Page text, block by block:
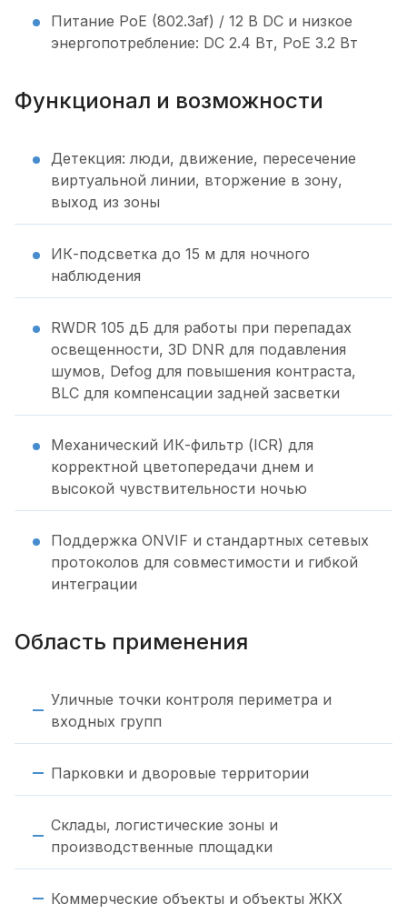
Питание PoE (802.3af) / 12 В DC и низкое
энергопотребление: DC 2.4 Вт, PoE 3.2 Вт
Функционал и возможности
Детекция: люди, движение, пересечение
виртуальной линии, вторжение в зону,
выход из зоны
ИК-подсветка до 15 м для ночного
наблюдения
RWDR 105 дБ для работы при перепадах
освещенности, 3D DNR для подавления
шумов, Defog для повышения контраста,
BLC для компенсации задней засветки
Механический ИК-фильтр (ICR) для
корректной цветопередачи днем и
высокой чувствительности ночью
Поддержка ONVIF и стандартных сетевых
протоколов для совместимости и гибкой
интеграции
Область применения
Уличные точки контроля периметра и
входных групп
Парковки и дворовые территории
Склады, логистические зоны и
производственные площадки
Коммерческие объекты и объекты ЖКХ